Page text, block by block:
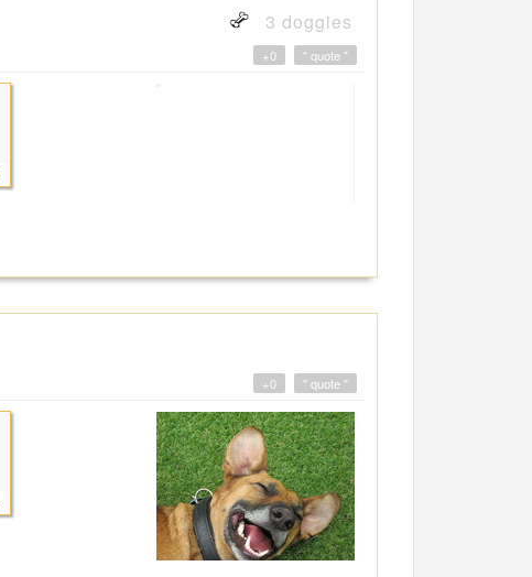
3 doggies
" quote "
+0
" quote "
+0